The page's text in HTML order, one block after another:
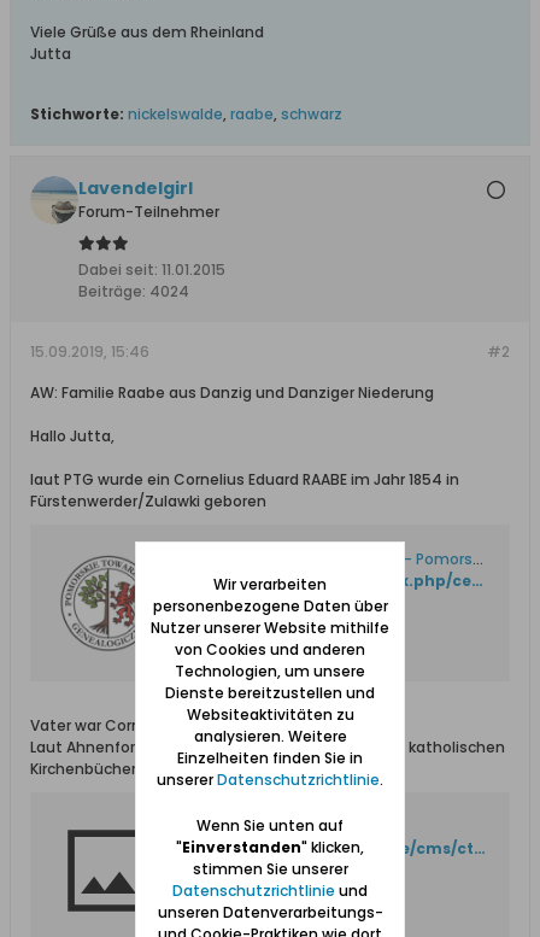
Viele Grüße aus dem Rheinland
Jutta
Stichworte: nickelswalde, raabe, schwarz
Lavendelgirl
Forum-Teilnehmer
Dabei seit: 11.01.2015
Beiträge: 4024
#2
15.09.2019, 15:46
AW: Familie Raabe aus Danzig und Danziger Niederung
Hallo Jutta,
laut PTG wurde ein Cornelius Eduard RAABE im Jahr 1854 in
Fürstenwerder/Zulawki geboren
Strona nie została znaleziona – Pomorskie Towarzystwo Genealogiczne
http://www.ptg.gda.pl/index.php/certificate/action/searchB/
Vater war Cornelius Leo RAABE
Laut Ahnenforschung Westpreußen findest du die katholischen
Kirchenbücher hier:
404 Not Found
http://www.westpreussen.de/cms/ct/kirchenbuecher/quellen.php?ID=433
Wir verarbeiten
personenbezogene Daten über
Nutzer unserer Website mithilfe
von Cookies und anderen
Technologien, um unsere
Dienste bereitzustellen und
Websiteaktivitäten zu
analysieren. Weitere
Einzelheiten finden Sie in
unsererDatenschutzrichtlinie.
Wenn Sie unten auf
"Einverstanden" klicken,
stimmen Sie unserer
Datenschutzrichtlinie und
unseren Datenverarbeitungs-